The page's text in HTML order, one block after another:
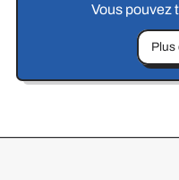
Vous pouvez
Plus